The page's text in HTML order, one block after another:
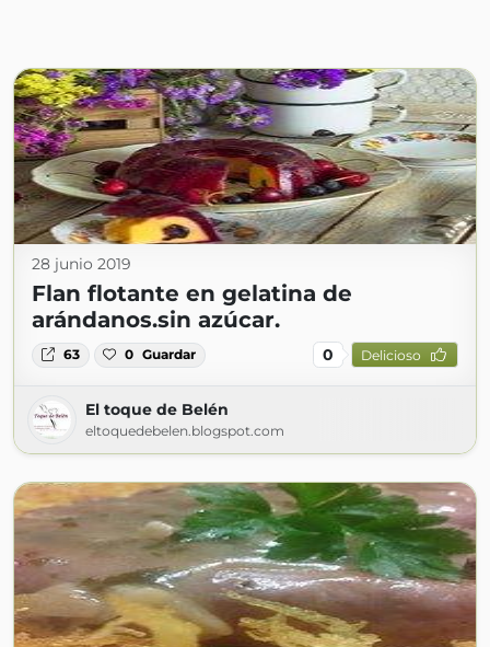
28 junio 2019
Flan flotante en gelatina de
arándanos.sin azúcar.
63 0 Guardar 0 Delicioso
El toque de Belén
eltoquedebelen.blogspot.com